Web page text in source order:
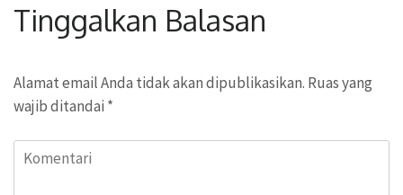
Tinggalkan Balasan
Alamat email Anda tidak akan dipublikasikan. Ruas yang
wajib ditandai *
Komentari